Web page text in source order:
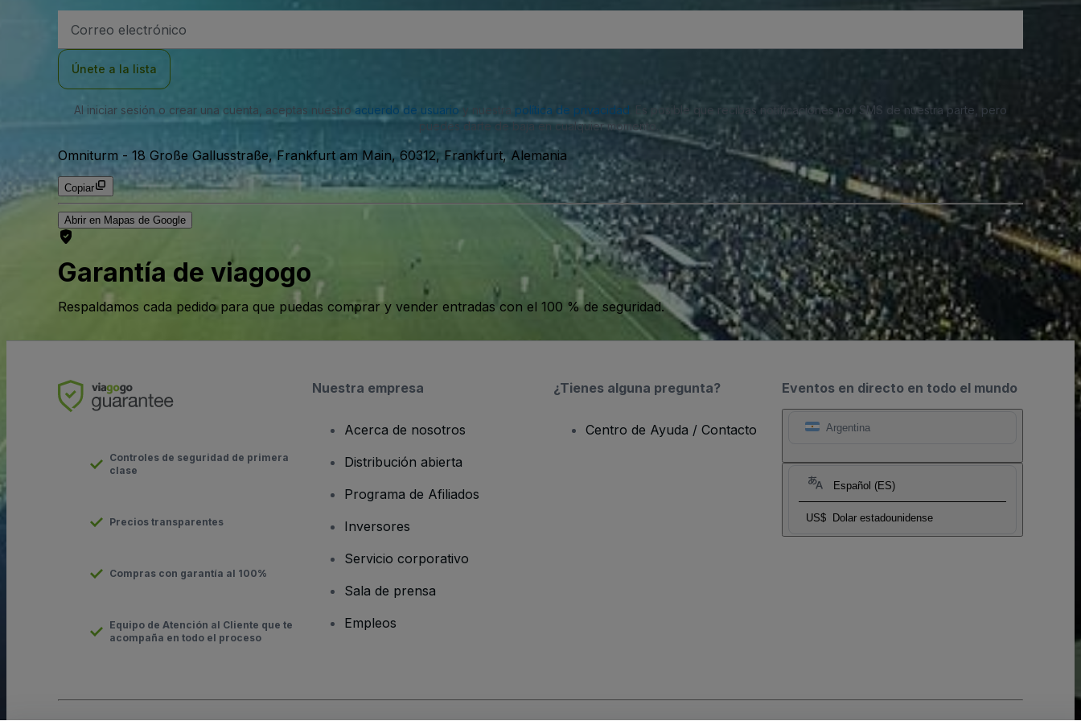
de
Únete a la lista
Al iniciar sesión o crear una cuenta, aceptas nuestro acuerdo de usuarioy nuestra política de privacidad . Es posible que recibas notificaciones por SMS de nuestra parte, pero
puedes darte de baja en cualquier momento.
Omniturm - 18 Große Gallusstraße, Frankfurt am Main, 60312, Frankfurt, Alemania
Copiar
Abrir en Mapas de Google
Garantía de viagogo
Respaldamos cada pedido para que puedas comprar y vender entradas con el 100 % de seguridad.
Eventos en directo en todo el mundo
Argentina
Español (ES)
US$ Dolar estadounidense
Controles de seguridad de primera
clase
Precios transparentes
Compras con garantía al 100%
Equipo de Atención al Cliente que te
acompaña en todo el proceso
Nuestra empresa
Acerca de nosotros
Distribución abierta
Programa de Afiliados
Inversores
Servicio corporativo
Sala de prensa
Empleos
¿Tienes alguna pregunta?
Centro de Ayuda / Contacto